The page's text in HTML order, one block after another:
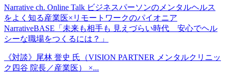
Narrative ch. Online Talk ビジネスパーソンのメンタルヘルス
をよく知る産業医×リモートワークのパイオニア
NarrativeBASE「未来も相手も 見えづらい時代 安心でヘル
シーな職場をつくるには？」
《対談》尾林 誉史 氏（VISION PARTNER メンタルクリニッ
ク四谷 院長／産業医） ×...